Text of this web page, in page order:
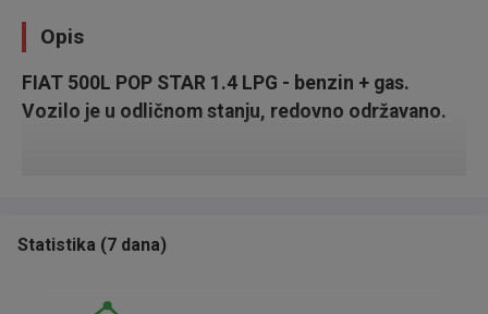
Opis
FIAT 500L POP STAR 1.4 LPG - benzin + gas.
Vozilo je u odličnom stanju, redovno održavano.
Statistika (7 dana)